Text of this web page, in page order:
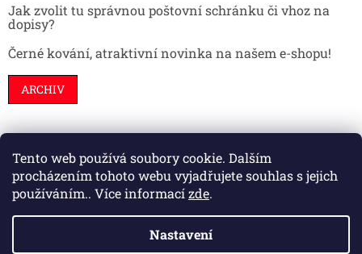
Tento web používá soubory cookie. Dalším
procházením tohoto webu vyjadřujete souhlas s jejich
používáním.. Více informacízde.
Nastavení
Jak zvolit tu správnou poštovní schránku či vhoz na
dopisy?
Černé kování, atraktivní novinka na našem e-shopu!
ARCHIV
Stavební pouzdra Interiéry Dveře
Vytvořil Shoptet